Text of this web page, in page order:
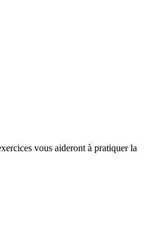
vous aideront à pratiquer la